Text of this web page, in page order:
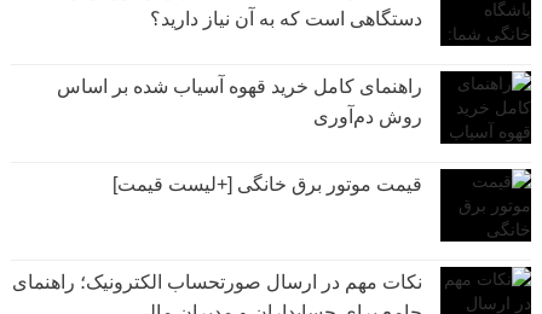
دستگاهی است که به آن نیاز دارید؟
راهنمای کامل خرید قهوه آسیاب شده بر اساس
روش دم‌آوری
قیمت موتور برق خانگی [+لیست قیمت]
نکات مهم در ارسال صورتحساب الکترونیک؛ راهنمای